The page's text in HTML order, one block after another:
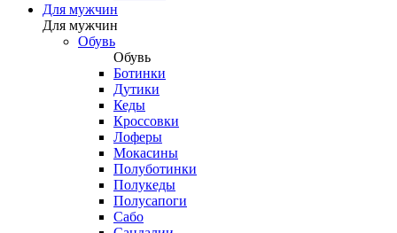
Для мужчин
Для мужчин
Обувь
Обувь
Ботинки
Дутики
Кеды
Кроссовки
Лоферы
Мокасины
Полуботинки
Полукеды
Полусапоги
Сабо